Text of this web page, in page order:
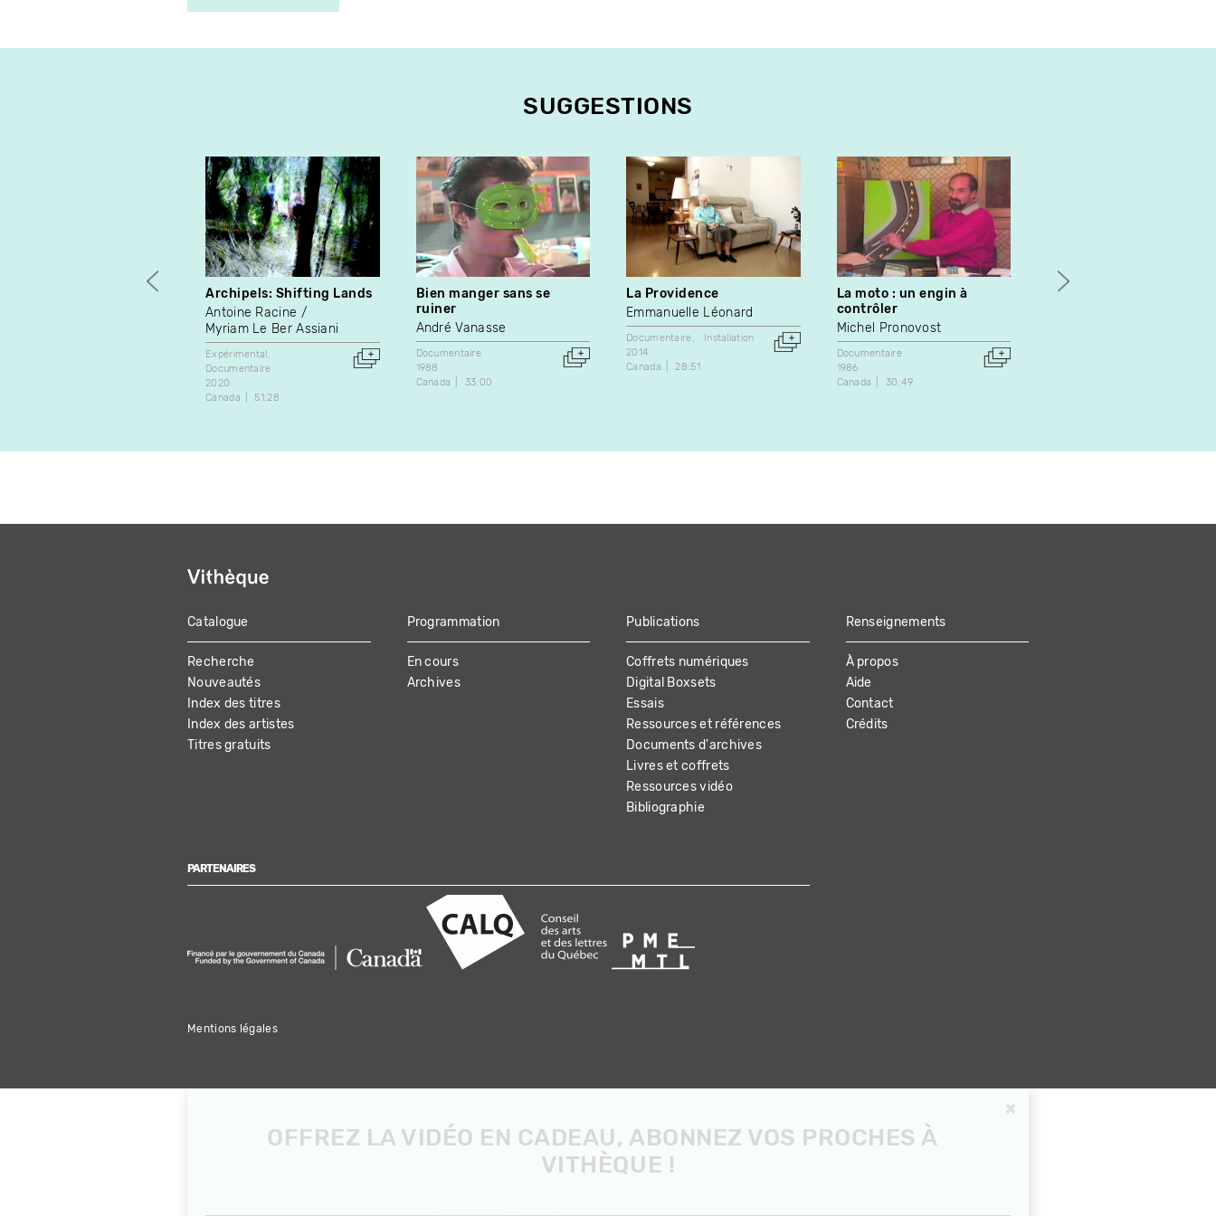
SUGGESTIONS
Archipels: Shifting Lands
Antoine Racine
Myriam Le Ber Assiani
Expérimental
Documentaire
2020
Canada
51:28
Bien manger sans se
ruiner
André Vanasse
Documentaire
1988
Canada
33:00
La Providence
Emmanuelle Léonard
Documentaire
Installation
2014
Canada
28:51
La moto : un engin à
contrôler
Michel Pronovost
Documentaire
1986
Canada
30:49
Et que les meilleurs
MAIN
NAVIGATION
Catalogue
Recherche
Nouveautés
Index des titres
Index des artistes
Titres gratuits
Programmation
En cours
Archives
Publications
Coffrets numériques
Digital Boxsets
Essais
Ressources et références
Documents d'archives
Livres et coffrets
Ressources vidéo
Bibliographie
Renseignements
À propos
Aide
Contact
Crédits
PARTENAIRES
Mentions légales